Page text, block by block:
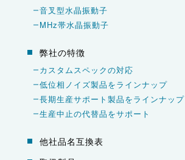
音叉型水晶振動子
MHz帯水晶振動子
弊社の特徴
カスタムスペックの対応
低位相ノイズ製品をラインナップ
長期生産サポート製品をラインナップ
生産中止の代替品をサポート
他社品名互換表